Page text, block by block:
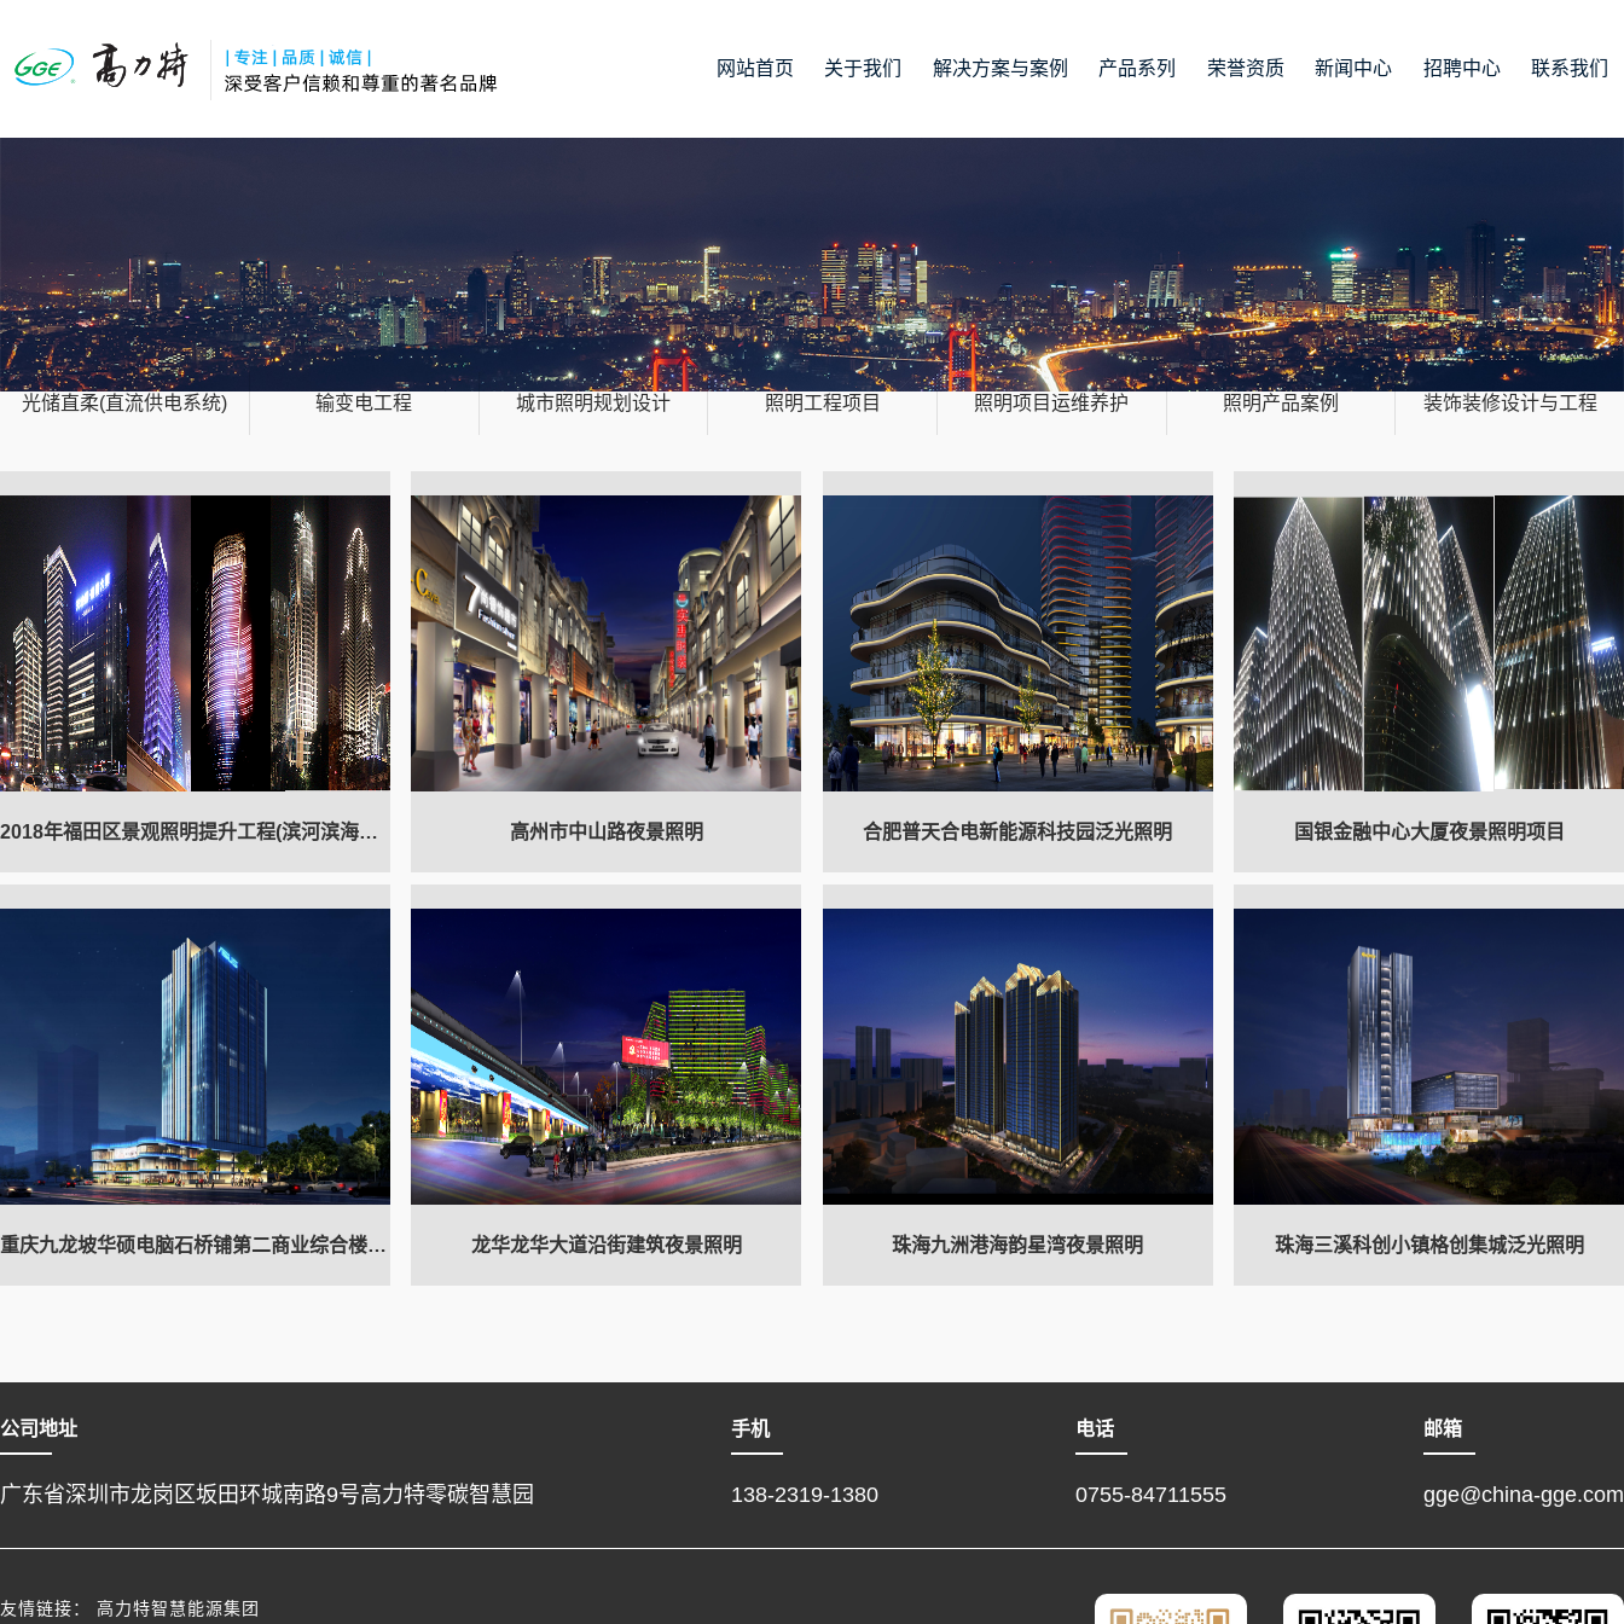
网站首页 关于我们 解决方案与案例 产品系列 荣誉资质 新闻中心 招聘中心 联系我们
光储直柔(直流供电系统) 输变电工程 城市照明规划设计 照明工程项目 照明项目运维养护 照明产品案例 装饰装修设计与工程
2018年福田区景观照明提升工程(滨河滨海项目) 高州市中山路夜景照明 合肥普天合电新能源科技园泛光照明 国银金融中心大厦夜景照明项目
重庆九龙坡华硕电脑石桥铺第二商业综合楼夜景照明 龙华龙华大道沿街建筑夜景照明 珠海九洲港海韵星湾夜景照明 珠海三溪科创小镇格创集城泛光照明
公司地址
广东省深圳市龙岗区坂田环城南路9号高力特零碳智慧园
手机
138-2319-1380
电话
0755-84711555
邮箱
gge@china-gge.com
友情链接： 高力特智慧能源集团